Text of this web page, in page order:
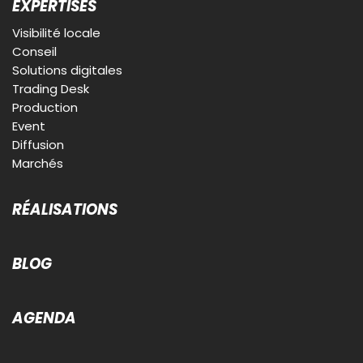
EXPERTISES
Visibilité locale
Conseil
Solutions digitales
Trading Desk
Production
Event
Diffusion
Marchés
RÉALISATIONS
BLOG
AGENDA